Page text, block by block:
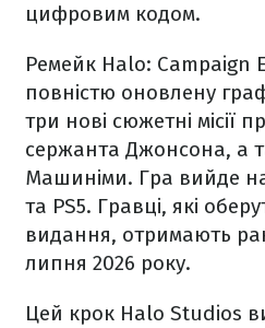
цифровим кодом.
Ремейк Halo: Campaign
повністю оновлену
три нові сюжетні місії
сержанта Джонсона, а
Машиніми. Гра вийде
та PS5. Гравці, які
видання, отримають
липня 2026 року.
Цей крок Halo Studios